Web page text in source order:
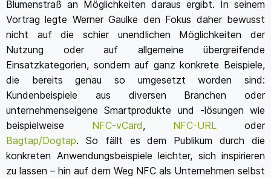
Blumenstraß an Möglichkeiten daraus ergibt. In seinem
Vortrag legte Werner Gaulke den Fokus daher bewusst
nicht auf die schier unendlichen Möglichkeiten der
Nutzung oder auf allgemeine übergreifende
Einsatzkategorien, sondern auf ganz konkrete Beispiele,
die bereits genau so umgesetzt worden sind:
Kundenbeispiele aus diversen Branchen oder
unternehmenseigene Smartprodukte und -lösungen wie
beispielweise NFC-vCard, NFC-URL oder
Bagtap/Dogtap. So fällt es dem Publikum durch die
konkreten Anwendungsbeispiele leichter, sich inspirieren
zu lassen – hin auf dem Weg NFC als Unternehmen selbst